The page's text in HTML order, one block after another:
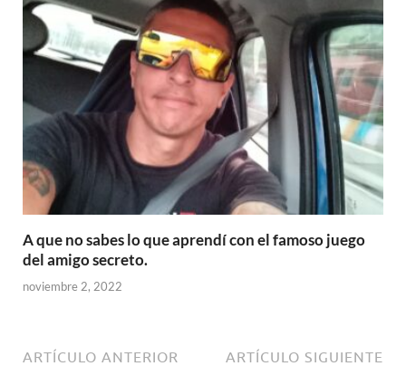
A que no sabes lo que aprendí con el famoso juego
del amigo secreto.
noviembre 2, 2022
ARTÍCULO ANTERIOR ARTÍCULO SIGUIENTE